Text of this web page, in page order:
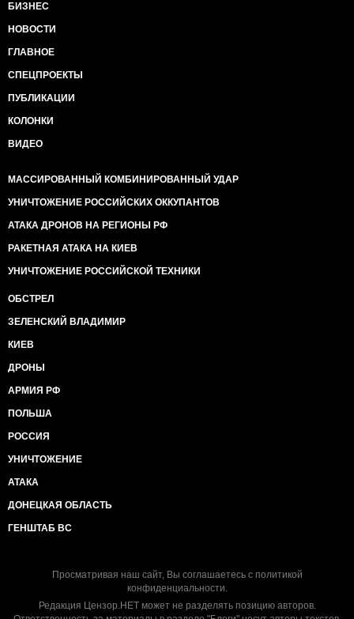
БИЗНЕС
НОВОСТИ
ГЛАВНОЕ
СПЕЦПРОЕКТЫ
ПУБЛИКАЦИИ
КОЛОНКИ
ВИДЕО
МАССИРОВАННЫЙ КОМБИНИРОВАННЫЙ УДАР
УНИЧТОЖЕНИЕ РОССИЙСКИХ ОККУПАНТОВ
АТАКА ДРОНОВ НА РЕГИОНЫ РФ
РАКЕТНАЯ АТАКА НА КИЕВ
УНИЧТОЖЕНИЕ РОССИЙСКОЙ ТЕХНИКИ
ОБСТРЕЛ
ЗЕЛЕНСКИЙ ВЛАДИМИР
КИЕВ
ДРОНЫ
АРМИЯ РФ
ПОЛЬША
РОССИЯ
УНИЧТОЖЕНИЕ
АТАКА
ДОНЕЦКАЯ ОБЛАСТЬ
ГЕНШТАБ ВС
Просматривая наш сайт, Вы соглашаетесь с политикой
конфиденциальности.
Редакция Цензор.НЕТ может не разделять позицию авторов.